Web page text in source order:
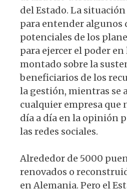
del Estado. La
para entender algunos
potenciales de los
para ejercer el poder
montado sobre la
beneficiarios de los
la gestión, mientras se
cualquier empresa que
día a día en la opinión
las redes sociales.
Alrededor de 5000
renovados o
en Alemania. Pero el